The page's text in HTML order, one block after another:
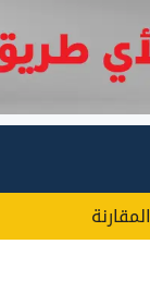
المقارنة